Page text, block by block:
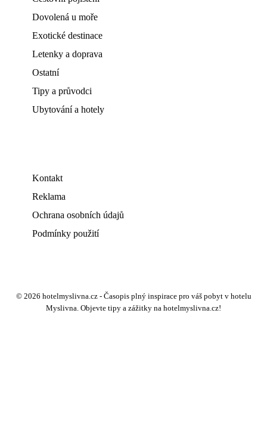
Dovolená u moře
Exotické destinace
Letenky a doprava
Ostatní
Tipy a průvodci
Ubytování a hotely
Kontakt
Reklama
Ochrana osobních údajů
Podmínky použití
© 2026 hotelmyslivna.cz - Časopis plný inspirace pro váš pobyt v hotelu
Myslivna. Objevte tipy a zážitky na hotelmyslivna.cz!